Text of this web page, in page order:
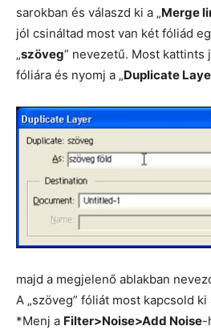
sarokban és válaszd ki a „Merge
jól csináltad most van két fóliád
„szöveg” nevezetű. Most kattints
fóliára és nyomj a „Duplicate
majd a megjelenő ablakban
A „szöveg” fóliát most kapcsold ki
*Menj a Filter>Noise>Add Noise-